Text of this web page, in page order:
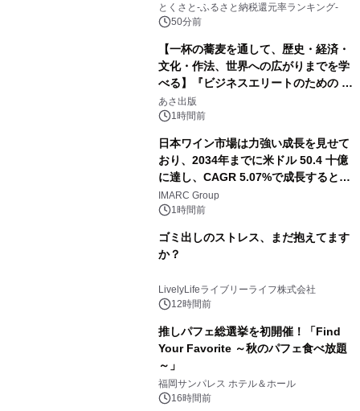
とくさと-ふるさと納税還元率ランキング-
50分前
【一杯の蕎麦を通して、歴史・経済・
文化・作法、世界への広がりまでを学
べる】『ビジネスエリートのための 教
養としての蕎麦』2026年8月25日
（火）発売
あさ出版
1時間前
日本ワイン市場は力強い成長を見せて
おり、2034年までに米ドル 50.4 十億
に達し、CAGR 5.07%で成長すると予
測IMARC Group
1時間前
ゴミ出しのストレス、まだ抱えてます
か？
LivelyLifeライブリーライフ株式会社
12時間前
推しパフェ総選挙を初開催！「Find
Your Favorite ～秋のパフェ食べ放題
～」
福岡サンパレス ホテル＆ホール
16時間前